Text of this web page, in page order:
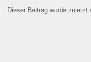
Dieser Beitrag wurde zuletzt